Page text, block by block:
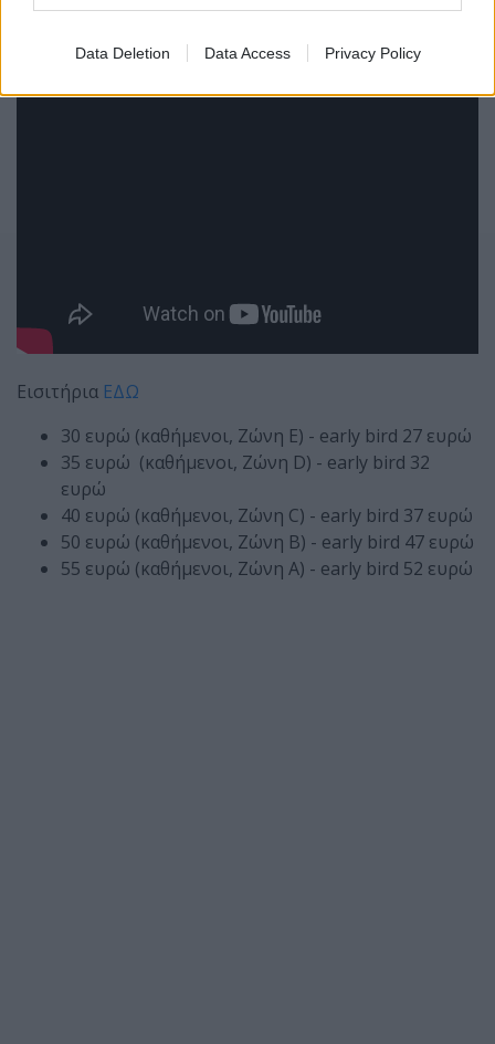
Data Deletion Data Access Privacy Policy
Εισιτήρια ΕΔΩ
30 ευρώ (καθήμενοι, Ζώνη E) - early bird 27 ευρώ
35 ευρώ (καθήμενοι, Ζώνη D) - early bird 32
ευρώ
40 ευρώ (καθήμενοι, Ζώνη C) - early bird 37 ευρώ
50 ευρώ (καθήμενοι, Ζώνη B) - early bird 47 ευρώ
55 ευρώ (καθήμενοι, Ζώνη A) - early bird 52 ευρώ